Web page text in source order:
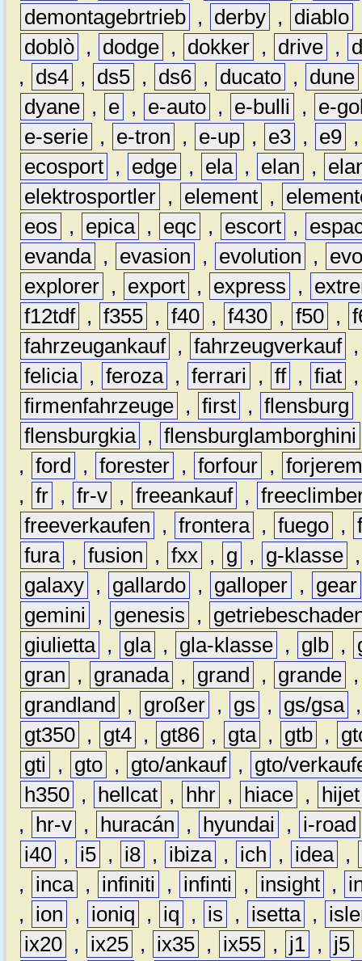
demontagebrtrieb , derby , diablo
doblò , dodge , dokker , drive ,
,
ds4 , ds5 , ds6 , ducato , dune
dyane , e , e-auto , e-bulli ,
e-
e-serie , e-tron , e-up , e3 , e9
ecosport , edge , ela , elan ,
elektrosportler , element ,
eos
, epica , eqc , escort ,
evanda , evasion , evolution ,
explorer , export , express ,
f12tdf , f355 , f40 , f430 , f50 ,
fahrzeugankauf , fahrzeugverkauf
felicia , feroza , ferrari , ff , fiat
firmenfahrzeuge , first , flensburg
flensburgkia , flensburglamborghini
, ford , forester , forfour ,
, fr , fr-v , freeankauf ,
freeverkaufen
, frontera , fuego ,
fura , fusion , fxx , g , g-klasse
galaxy , gallardo , galloper ,
gear
gemini
, genesis ,
giulietta , gla , gla-klasse , glb ,
gran
, granada , grand , grande
grandland
, großer , gs , gs/gsa
gt350 , gt4 , gt86 , gta , gtb ,
gti
, gto , gto/ankauf ,
gto/
h350 , hellcat , hhr , hiace ,
hijet
,
hr-v , huracán , hyundai ,
i-road
i40 , i5 , i8 , ibiza , ich , idea ,
,
inca , infiniti , infinti , insight ,
,
ion , ioniq , iq , is , isetta ,
ix20 , ix25 , ix35 , ix55 , j1 , j5